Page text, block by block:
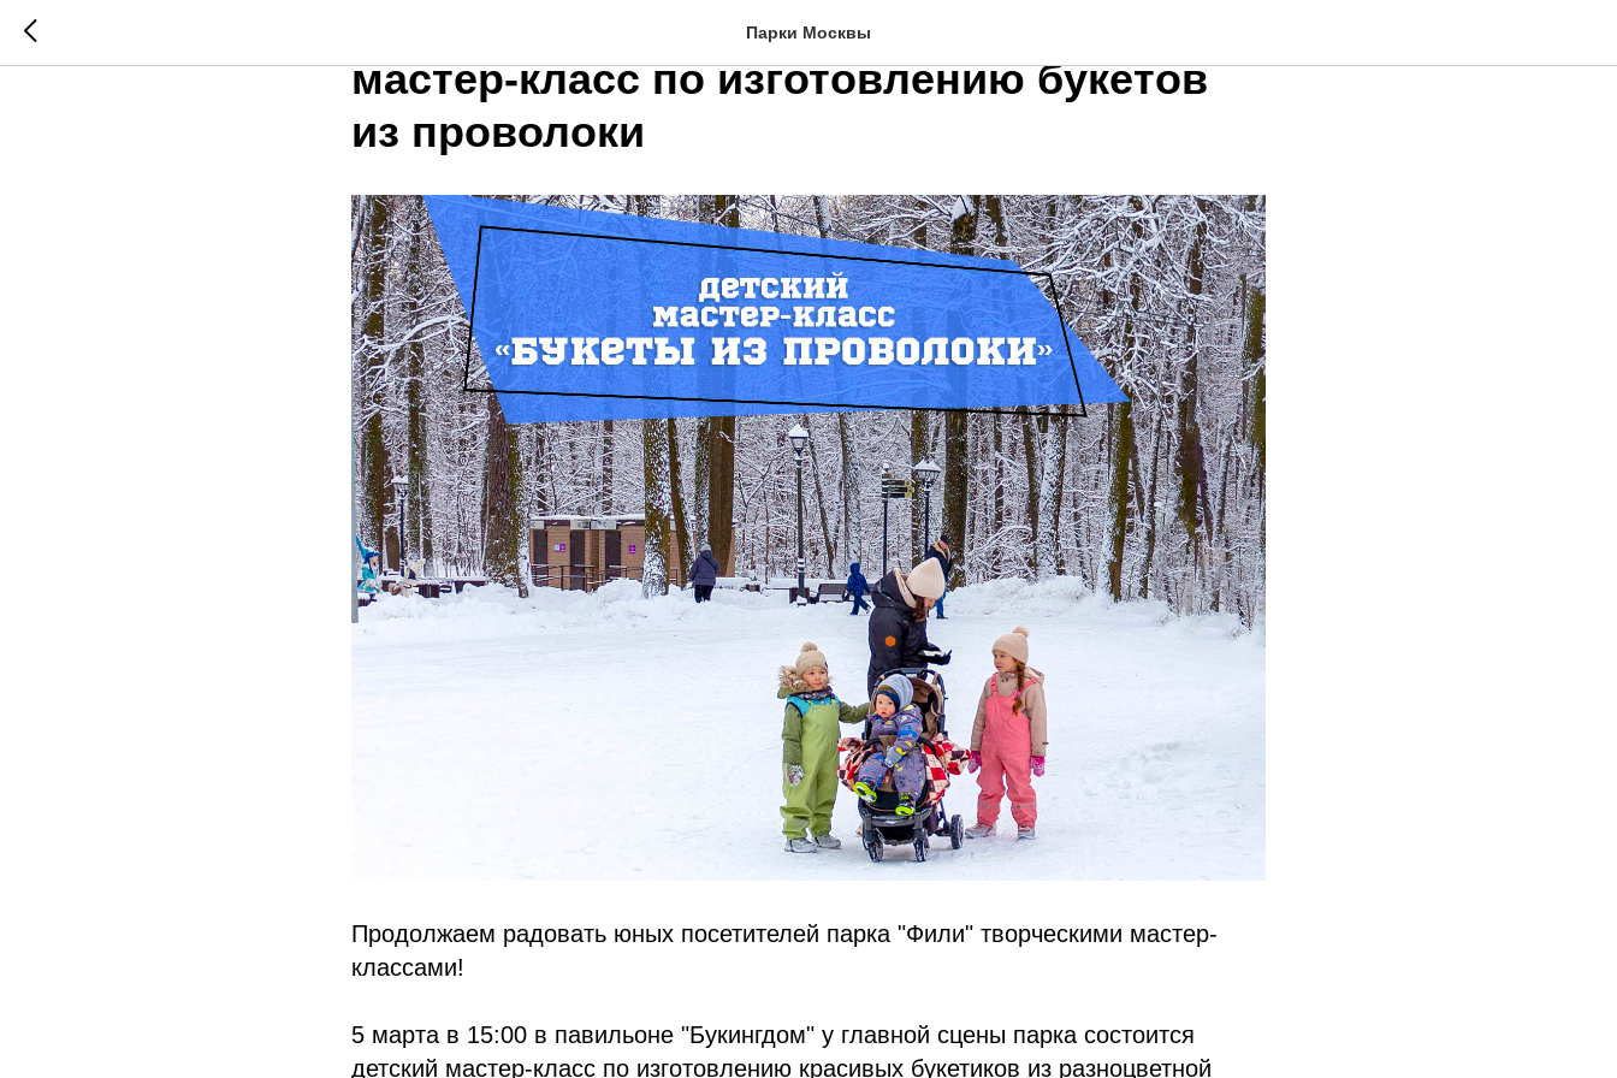
Парки Москвы
В парке "Фили" состоится детский
мастер-класс по изготовлению букетов
из проволоки
Продолжаем радовать юных посетителей парка "Фили" творческими мастер-
классами!
5 марта в 15:00 в павильоне "Букингдом" у главной сцены парка состоится
детский мастер-класс по изготовлению красивых букетиков из разноцветной